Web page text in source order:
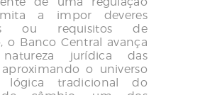
a impor deveres
ou requisitos de
o Banco Central avança
jurídica das
aproximando o universo
tradicional do